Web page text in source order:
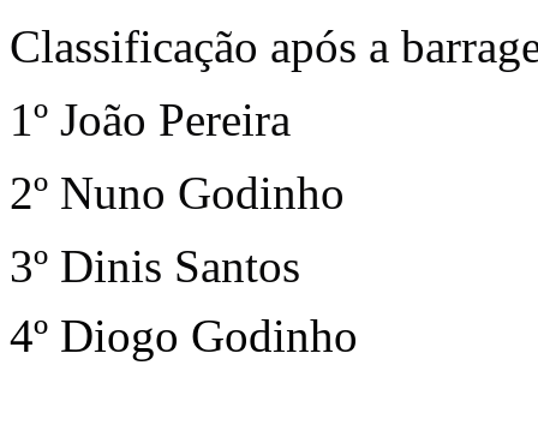
Classificação após a
1º João Pereira
2º Nuno Godinho
3º Dinis Santos
4º Diogo Godinho